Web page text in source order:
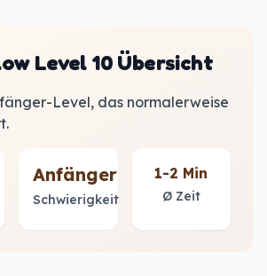
Level 10 Übersicht
Level, das normalerweise
Anfänger
Schwierigkeit
1-2 Min
Ø Zeit